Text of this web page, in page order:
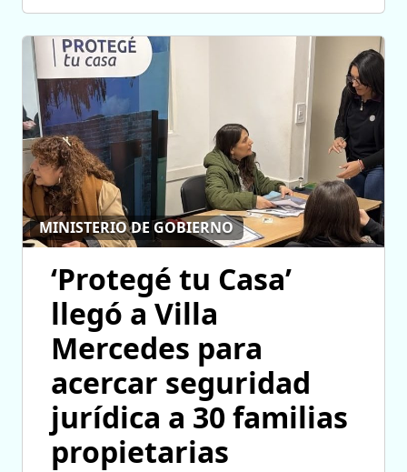
MINISTERIO DE GOBIERNO
‘Protegé tu Casa’
llegó a Villa
Mercedes para
acercar seguridad
jurídica a 30 familias
propietarias